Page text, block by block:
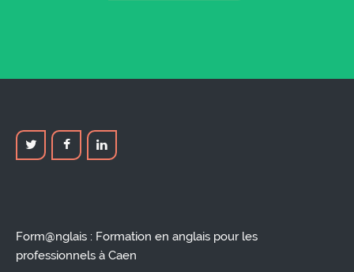
Form@nglais : Formation en anglais pour les
professionnels à Caen